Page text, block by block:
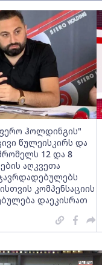
ჰოლდინგის"
წულეისკირს და
12 და 8
აღკვეთა
კომპენსაციის
დაეკისრათ